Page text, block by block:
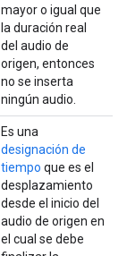
mayor o igual que
la duración real
del audio de
origen, entonces
no se inserta
ningún audio.
Es una
designación de
tiempo que es el
desplazamiento
desde el inicio del
audio de origen en
el cual se debe